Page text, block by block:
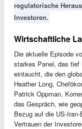
regulatorische
Investoren.
Wirtschaftliche
Die aktuelle Episode
starkes Panel, das tief
eintaucht, die den
Heather Long,
Patrick Oppman,
das Gespräch, wie
Bezug auf die US-
Vertrauen der